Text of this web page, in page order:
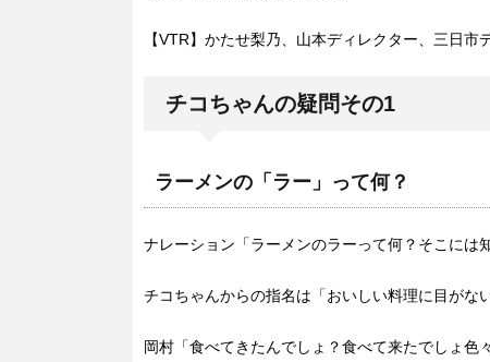
【VTR】かたせ梨乃、山本ディレクター、三日市
チコちゃんの疑問その1
ラーメンの「ラー」って何？
ナレーション「ラーメンのラーって何？そこには
チコちゃんからの指名は「おいしい料理に目がな
岡村「食べてきたんでしょ？食べて来たでしょ色